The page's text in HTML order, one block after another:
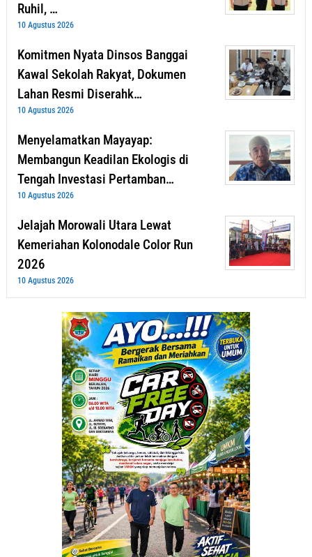
Ruhil, …
10 Agustus 2026
Komitmen Nyata Dinsos Banggai
Kawal Sekolah Rakyat, Dokumen
Lahan Resmi Diserahk…
10 Agustus 2026
Menyelamatkan Mayayap:
Membangun Keadilan Ekologis di
Tengah Investasi Pertamban…
10 Agustus 2026
Jelajah Morowali Utara Lewat
Kemeriahan Kolonodale Color Run
2026
10 Agustus 2026